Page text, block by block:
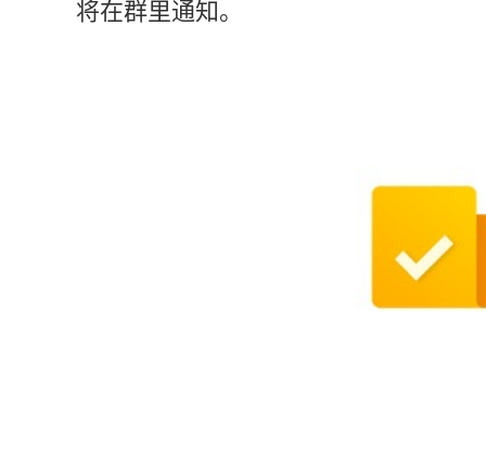
将在群里通知。